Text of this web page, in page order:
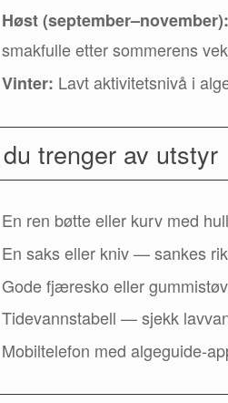
Høst (september–november):
smakfulle etter sommerens
Vinter: Lavt aktivitetsnivå i
trenger av utstyr
En ren bøtte eller kurv med
En saks eller kniv — sankes
Gode fjæresko eller
Tidevannstabell — sjekk
Mobiltelefon med algeguide-